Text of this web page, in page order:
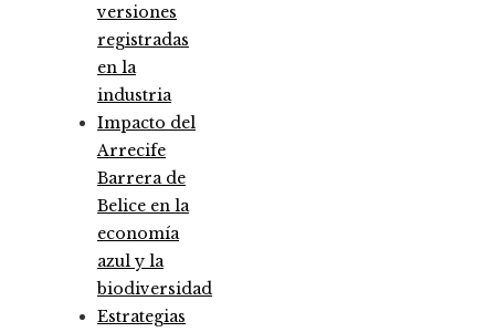
versiones
registradas
en la
industria
Impacto del
Arrecife
Barrera de
Belice en la
economía
azul y la
biodiversidad
Estrategias